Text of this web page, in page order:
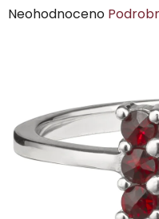
Průměrné
5
hvězdiček.
Neohodnoceno